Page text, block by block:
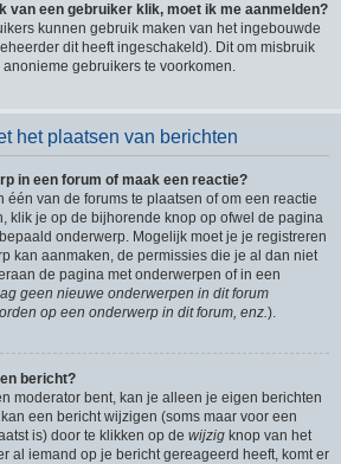
van een gebruiker klik, moet ik me aanmelden?
kunnen gebruik maken van het ingebouwde
dit heeft ingeschakeld). Dit om misbruik
gebruikers te voorkomen.
het plaatsen van berichten
in een forum of maak een reactie?
van de forums te plaatsen of om een reactie
klik je op de bijhorende knop op ofwel de pagina
onderwerp. Mogelijk moet je je registreren
kan aanmaken, de permissies die je al dan niet
de pagina met onderwerpen of in een
geen nieuwe onderwerpen in dit forum
op een onderwerp in dit forum, enz.).
bericht?
moderator bent, kan je alleen je eigen berichten
een bericht wijzigen (soms maar voor een
is) door te klikken op de wijzig knop van het
al iemand op je bericht gereageerd heeft, komt er